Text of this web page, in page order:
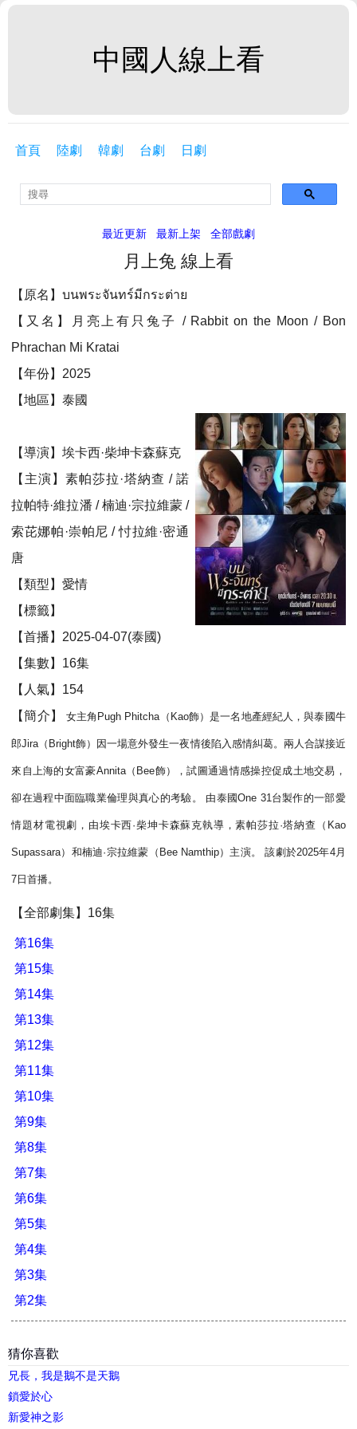
中國人線上看
首頁 陸劇 韓劇 台劇 日劇
最近更新 最新上架 全部戲劇
月上兔 線上看
【原名】บนพระจันทร์มีกระต่าย
【又名】月亮上有只兔子 / Rabbit on the Moon / Bon
Phrachan Mi Kratai
【年份】2025
【地區】泰國
【導演】埃卡西·柴坤卡森蘇克
【主演】素帕莎拉·塔納查 / 諾
拉帕特·維拉潘 / 楠迪·宗拉維蒙 /
索芘娜帕·崇帕尼 / 忖拉維·密通
唐
【類型】愛情
【標籤】
【首播】2025-04-07(泰國)
【集數】16集
【人氣】154
【簡介】 女主角Pugh Phitcha（Kao飾）是一名地產經紀人，與泰國牛
郎Jira（Bright飾）因一場意外發生一夜情後陷入感情糾葛。兩人合謀接近
來自上海的女富豪Annita（Bee飾），試圖通過情感操控促成土地交易，
卻在過程中面臨職業倫理與真心的考驗。 由泰國One 31台製作的一部愛
情題材電視劇，由埃卡西·柴坤卡森蘇克執導，素帕莎拉·塔納查（Kao
Supassara）和楠迪·宗拉維蒙（Bee Namthip）主演。 該劇於2025年4月
7日首播。
【全部劇集】16集
第16集
第15集
第14集
第13集
第12集
第11集
第10集
第9集
第8集
第7集
第6集
第5集
第4集
第3集
第2集
猜你喜歡
兄長，我是鵝不是天鵝
鎖愛於心
新愛神之影